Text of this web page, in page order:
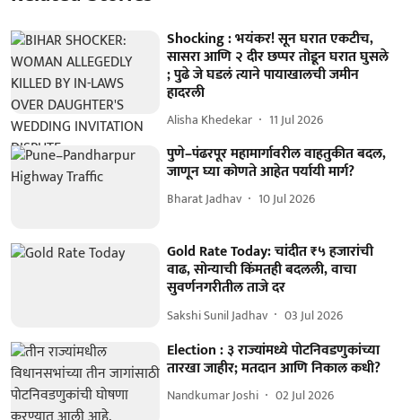
Shocking : भयंकर! सून घरात एकटीच,
सासरा आणि २ दीर छप्पर तोडून घरात घुसले
; पुढे जे घडलं त्याने पायाखालची जमीन
हादरली
Alisha Khedekar 11 Jul 2026
पुणे–पंढरपूर महामार्गावरील वाहतुकीत बदल,
जाणून घ्या कोणते आहेत पर्यायी मार्ग?
Bharat Jadhav 10 Jul 2026
Gold Rate Today: चांदीत ₹५ हजारांची
वाढ, सोन्याची किंमतही बदलली, वाचा
सुवर्णनगरीतील ताजे दर
Sakshi Sunil Jadhav 03 Jul 2026
Election : ३ राज्यांमध्ये पोटनिवडणुकांच्या
तारखा जाहीर; मतदान आणि निकाल कधी?
Nandkumar Joshi 02 Jul 2026